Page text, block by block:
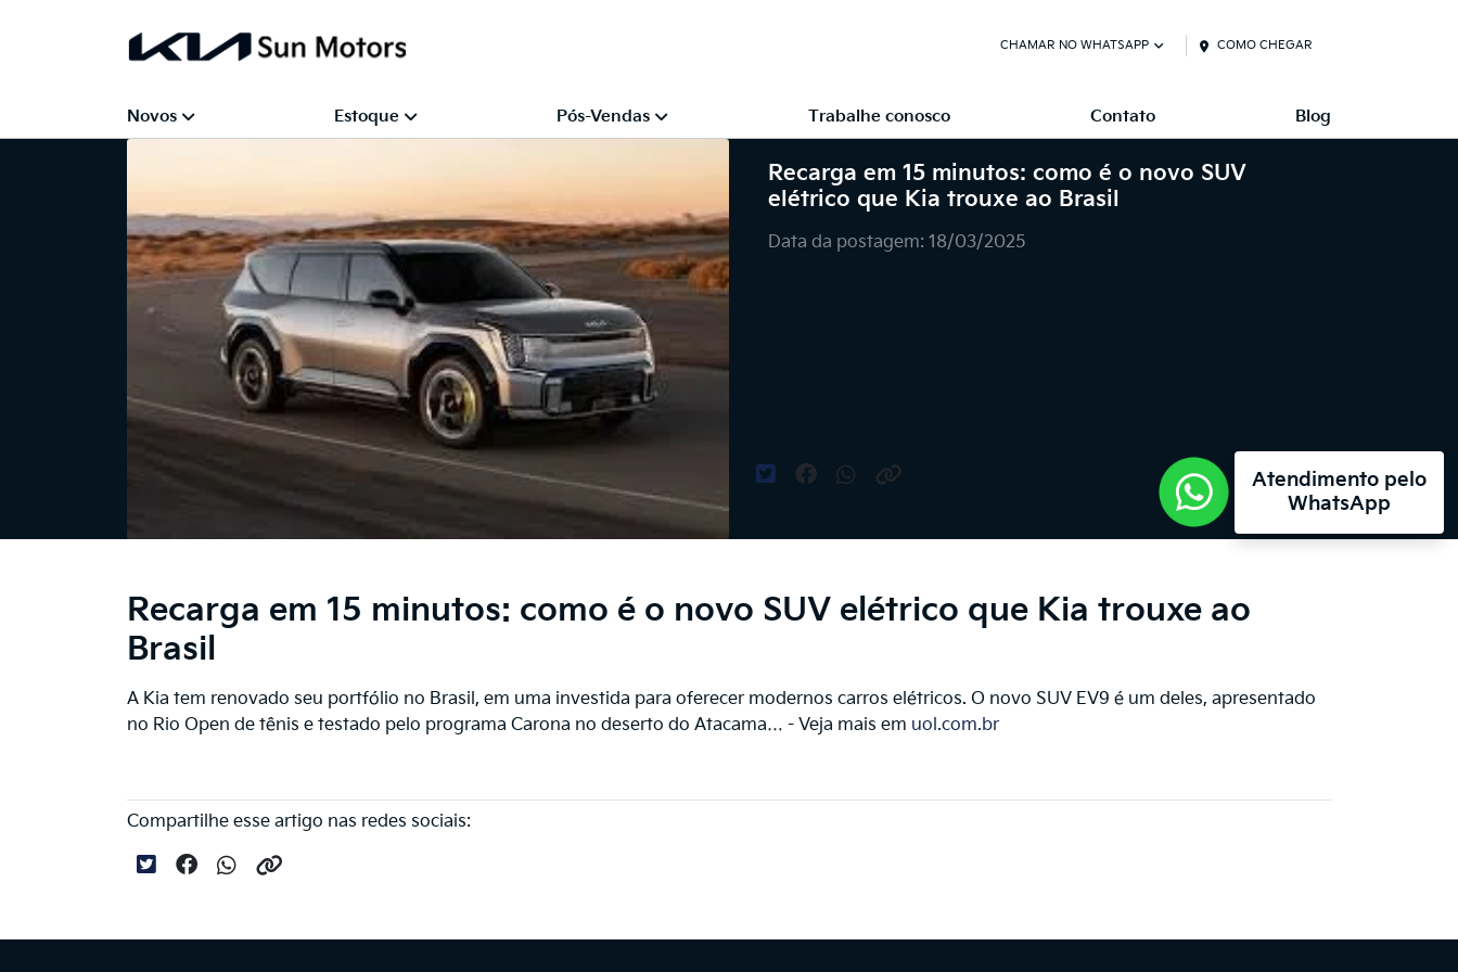
CHAMAR NO WHATSAPP COMO CHEGAR
Novos Estoque Pós-Vendas Trabalhe conosco Contato Blog
Recarga em 15 minutos: como é o novo SUV
elétrico que Kia trouxe ao Brasil
Data da postagem: 18/03/2025
Recarga em 15 minutos: como é o novo SUV elétrico que Kia trouxe ao
Brasil
A Kia tem renovado seu portfólio no Brasil, em uma investida para oferecer modernos carros elétricos. O novo SUV EV9 é um deles, apresentado
no Rio Open de tênis e testado pelo programa Carona no deserto do Atacama… - Veja mais em uol.com.br
Compartilhe esse artigo nas redes sociais:
Atendimento pelo
WhatsApp